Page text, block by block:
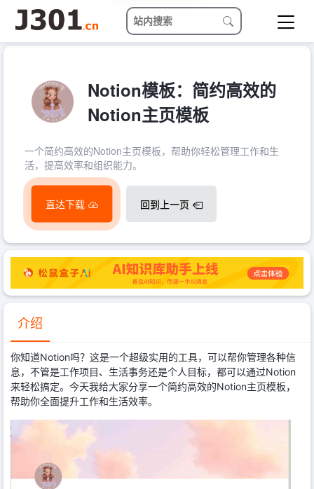
Notion模板：简约高效的
Notion主页模板
一个简约高效的Notion主页模板，帮助你轻松管理工作和生
活，提高效率和组织能力。
直达下载 回到上一页
介绍
你知道Notion吗？这是一个超级实用的工具，可以帮你管理各种信
息，不管是工作项目、生活事务还是个人目标，都可以通过Notion
来轻松搞定。今天我给大家分享一个简约高效的Notion主页模板，
帮助你全面提升工作和生活效率。